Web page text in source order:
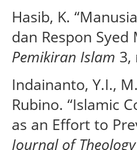
Hasib, K.
dan Respon
Pemikiran Islam 3,
Indainanto, Y.I.,
Rubino. “Islamic
as an Effort to
Journal of Theology